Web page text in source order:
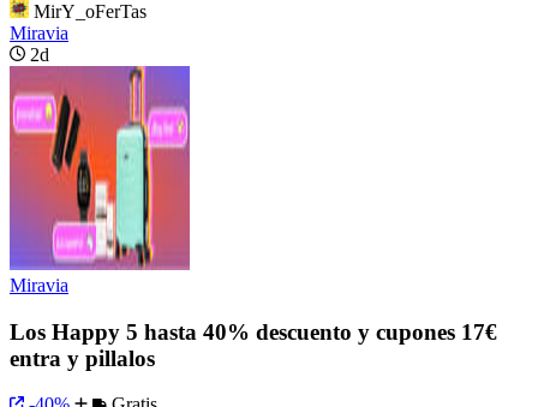
MirY_oFerTas
Miravia
2d
Miravia
Los Happy 5 hasta 40% descuento y cupones 17€
entra y pillalos